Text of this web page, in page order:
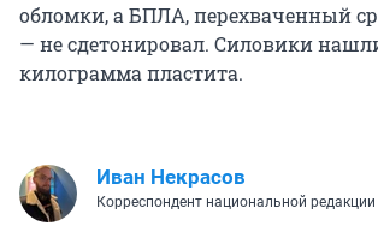
обломки, а БПЛА, перехваченный
— не сдетонировал. Силовики
килограмма пластита.
Иван Некрасов
Корреспондент национальной редакции